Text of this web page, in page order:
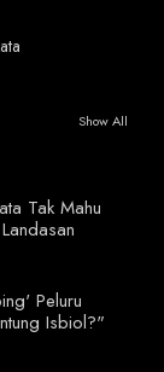
Show All
Tak Mahu
Peluru
Isbiol?"